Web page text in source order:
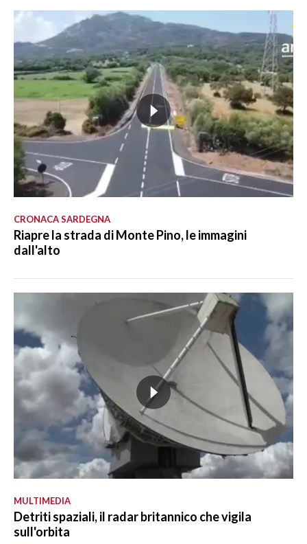
CRONACA SARDEGNA
Riapre la strada di Monte Pino, le immagini
dall'alto
MULTIMEDIA
Detriti spaziali, il radar britannico che vigila
sull'orbita